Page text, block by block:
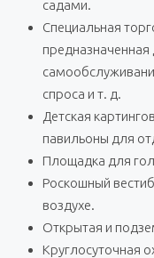
садами.
Специальная
спроса и т. д.
Детская
павильоны для
Площадка для
Роскошный
воздухе.
Открытая и
Круглосуточная